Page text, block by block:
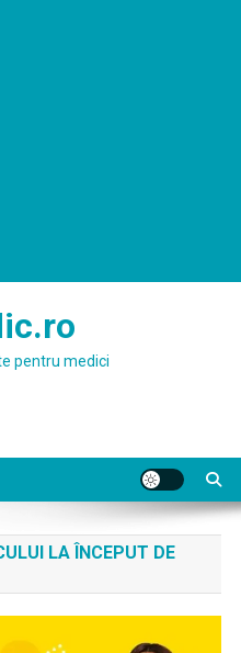
pentru medici
LA ÎNCEPUT DE